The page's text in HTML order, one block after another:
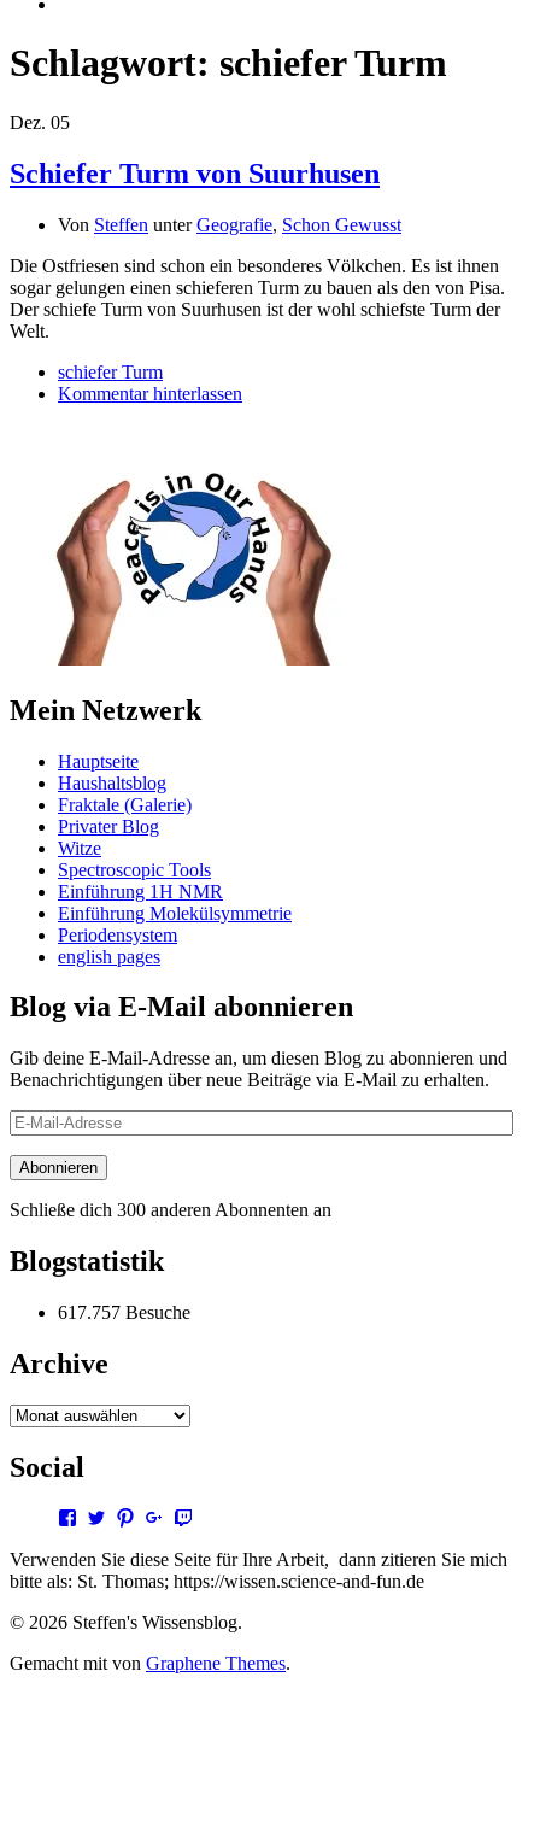
Schlagwort: schiefer Turm
Dez. 05
Schiefer Turm von Suurhusen
Von Steffen unterGeografie, Schon Gewusst
Die Ostfriesen sind schon ein besonderes Völkchen. Es ist ihnen
sogar gelungen einen schieferen Turm zu bauen als den von Pisa.
Der schiefe Turm von Suurhusen ist der wohl schiefste Turm der
Welt.
schiefer Turm
Kommentar hinterlassen
Mein Netzwerk
Hauptseite
Haushaltsblog
Fraktale (Galerie)
Privater Blog
Witze
Spectroscopic Tools
Einführung 1H NMR
Einführung Molekülsymmetrie
Periodensystem
english pages
Blog via E-Mail abonnieren
Gib deine E-Mail-Adresse an, um diesen Blog zu abonnieren und
Benachrichtigungen über neue Beiträge via E-Mail zu erhalten.
E-
Mail-
Adresse
Abonnieren
Schließe dich 300 anderen Abonnenten an
Blogstatistik
617.757 Besuche
Archive
Archive
Social
Profil
steffen.thomas1
auf
Facebook
anzeigen
Profil
steto123
auf
Twitter
anzeigen
Profil
steffen3669
auf
Pinterest
anzeigen
Profil
Steffen
Thomas
auf
Google+
anzeigen
steto123
auf
Twitch
anzeigen
Verwenden Sie diese Seite für Ihre Arbeit, dann zitieren Sie mich
bitte als: St. Thomas; https://wissen.science-and-fun.de
© 2026 Steffen's Wissensblog.
Gemacht mit von Graphene Themes.